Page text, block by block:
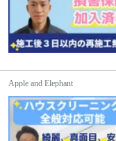
Apple and Elephant